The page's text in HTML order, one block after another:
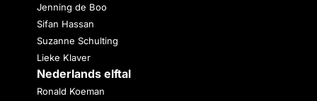
Jenning de Boo
Sifan Hassan
Suzanne Schulting
Lieke Klaver
Nederlands elftal
Ronald Koeman